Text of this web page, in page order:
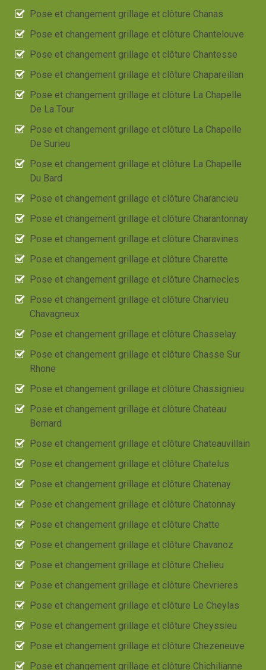
Pose et changement grillage et clôture Chanas
Pose et changement grillage et clôture Chantelouve
Pose et changement grillage et clôture Chantesse
Pose et changement grillage et clôture Chapareillan
Pose et changement grillage et clôture La Chapelle
De La Tour
Pose et changement grillage et clôture La Chapelle
De Surieu
Pose et changement grillage et clôture La Chapelle
Du Bard
Pose et changement grillage et clôture Charancieu
Pose et changement grillage et clôture Charantonnay
Pose et changement grillage et clôture Charavines
Pose et changement grillage et clôture Charette
Pose et changement grillage et clôture Charnecles
Pose et changement grillage et clôture Charvieu
Chavagneux
Pose et changement grillage et clôture Chasselay
Pose et changement grillage et clôture Chasse Sur
Rhone
Pose et changement grillage et clôture Chassignieu
Pose et changement grillage et clôture Chateau
Bernard
Pose et changement grillage et clôture Chateauvillain
Pose et changement grillage et clôture Chatelus
Pose et changement grillage et clôture Chatenay
Pose et changement grillage et clôture Chatonnay
Pose et changement grillage et clôture Chatte
Pose et changement grillage et clôture Chavanoz
Pose et changement grillage et clôture Chelieu
Pose et changement grillage et clôture Chevrieres
Pose et changement grillage et clôture Le Cheylas
Pose et changement grillage et clôture Cheyssieu
Pose et changement grillage et clôture Chezeneuve
Pose et changement grillage et clôture Chichilianne